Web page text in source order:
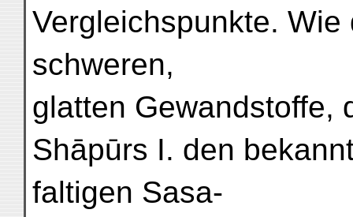
Vergleichspunkte.
schweren,
glatten Gewandstoffe,
Shāpūrs I. den
faltigen Sasa-